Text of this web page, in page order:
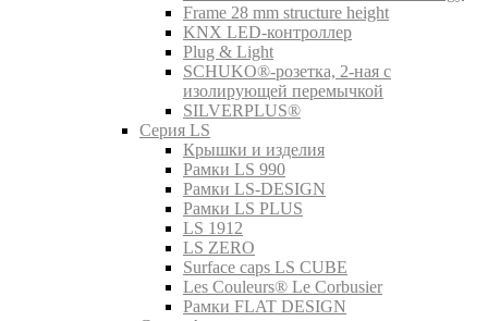
Frame 28 mm structure height
KNX LED-контроллер
Plug & Light
SCHUKO®-розетка, 2-ная с
изолирующей перемычкой
SILVERPLUS®
Серия LS
Крышки и изделия
Рамки LS 990
Рамки LS-DESIGN
Рамки LS PLUS
LS 1912
LS ZERO
Surface caps LS CUBE
Les Couleurs® Le Corbusier
Рамки FLAT DESIGN